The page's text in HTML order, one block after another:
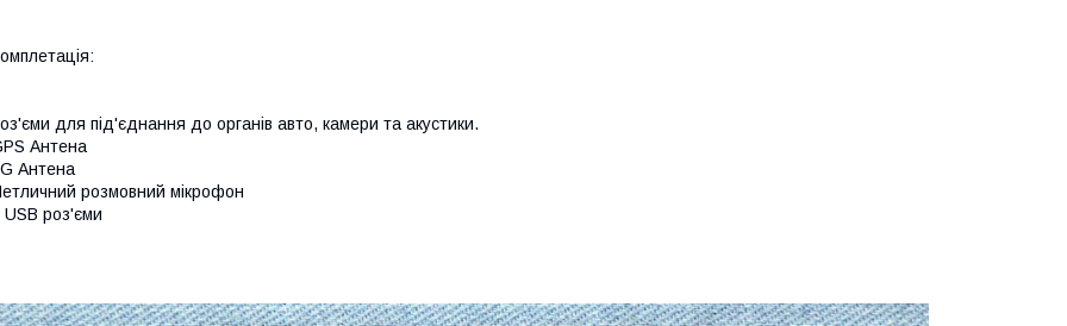
для під'єднання до органів авто, камери та акустики.
Антена
Антена
розмовний мікрофон
USB роз'єми